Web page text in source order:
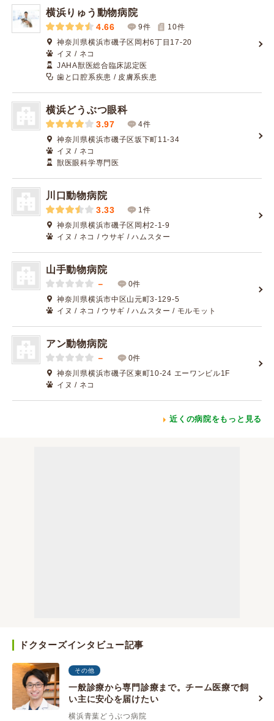
横浜りゅう動物病院
4.66 9件 10件
神奈川県横浜市磯子区岡村6丁目17-20
イヌ / ネコ
JAHA獣医総合臨床認定医
歯と口腔系疾患 / 皮膚系疾患
横浜どうぶつ眼科
3.97
4件
神奈川県横浜市磯子区坂下町11-34
イヌ / ネコ
獣医眼科学専門医
川口動物病院
3.33
1件
神奈川県横浜市磯子区岡村2-1-9
イヌ / ネコ / ウサギ / ハムスター
山手動物病院
－
0件
神奈川県横浜市中区山元町3-129-5
イヌ / ネコ / ウサギ / ハムスター / モルモット
アン動物病院
－
0件
神奈川県横浜市磯子区東町10-24 エーワンビル1F
イヌ / ネコ
近くの病院をもっと見る
ドクターズインタビュー記事
その他
一般診療から専門診療まで。チーム医療で飼
い主に安心を届けたい
横浜青葉どうぶつ病院